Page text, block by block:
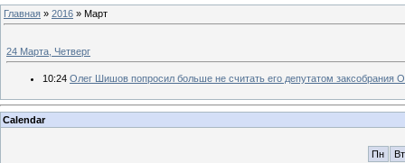
Главная » 2016 » Март
24 Марта, Четверг
10:24 Олег Шишов попросил больше не считать его депутатом заксобрания
Calendar
Пн
Вт